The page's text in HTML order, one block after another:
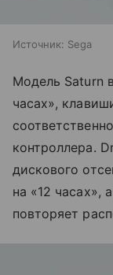
Источник: Sega
Модель Saturn
часах»,
контроллера.
дискового
на «12 часах»,
повторяет